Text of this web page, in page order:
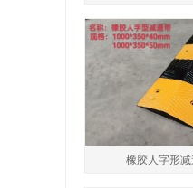
橡胶人字形